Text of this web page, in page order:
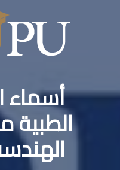
أسماء
الطبية